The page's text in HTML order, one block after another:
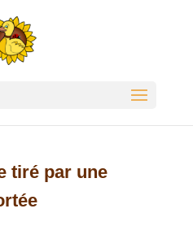
tiré par une